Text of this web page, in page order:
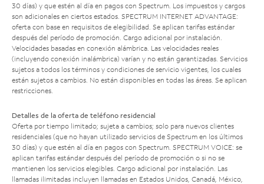
30 días) y que estén al día en pagos con Spectrum. Los impuestos y cargos
son adicionales en ciertos estados. SPECTRUM INTERNET ADVANTAGE:
oferta con base en requisitos de elegibilidad. Se aplican tarifas estándar
después del período de promoción. Cargo adicional por instalación.
Velocidades basadas en conexión alámbrica. Las velocidades reales
(incluyendo conexión inalámbrica) varían y no están garantizadas. Servicios
sujetos a todos los términos y condiciones de servicio vigentes, los cuales
están sujetos a cambios. No están disponibles en todas las áreas. Se aplican
restricciones.
Detalles de la oferta de teléfono residencial
Oferta por tiempo limitado; sujeta a cambios; solo para nuevos clientes
residenciales (que no hayan utilizado servicios de Spectrum en los últimos
30 días) y que estén al día en pagos con Spectrum. SPECTRUM VOICE: se
aplican tarifas estándar después del período de promoción o si no se
mantienen los servicios elegibles. Cargo adicional por instalación. Las
llamadas ilimitadas incluyen llamadas en Estados Unidos, Canadá, México,